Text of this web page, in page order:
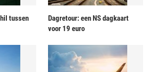
tussen
Dagretour: een NS dagkaart
voor 19 euro